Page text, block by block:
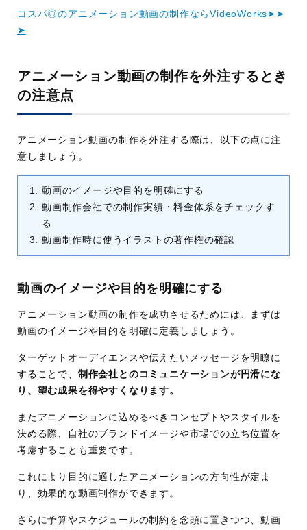
コスパ◎のアニメーション動画の制作ならVideoWorks➤➤
➤
アニメーション動画の制作を外注するとき
の注意点
アニメーション動画の制作を外注する際は、以下の点に注
意しましょう。
動画のイメージや目的を明確にする
動画制作会社での制作実績・料金体系をチェックす
る
動画制作時に使うイラストの著作権の確認
動画のイメージや目的を明確にする
アニメーション動画の制作を成功させるためには、まずは
動画のイメージや目的を明確に定義しましょう。
ターゲットオーディエンスや伝えたいメッセージを明瞭に
することで、 制作会社とのコミュニケーションが円滑にな
り、望む成果を得やすくなります。
またアニメーションに込めるべきコンセプトやスタイルを
決める際、自社のブランドイメージや市場での立ち位置を
考慮することも重要です。
これにより目的に適したアニメーションの方向性が定ま
り、効果的な動画制作ができます。
さらに予算やスケジュールの制約を念頭に置きつつ、動画